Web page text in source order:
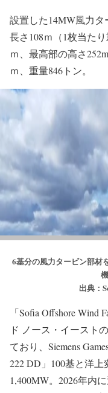
設置した14MW風力タ
長さ108ｍ（1枚当た
ｍ、最高部の高さ
ｍ、重量846トン。
6基分の風力タービン部材
出典：
「Sofia Offshore
ド ノース・イースト
ており、Siemens
222 DD」100基と洋
1,400MW。2026年内